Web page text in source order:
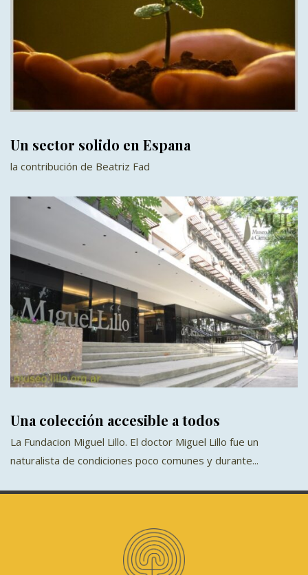
Un sector solido en Espana
la contribución de Beatriz Fad
Una colección accesible a todos
La Fundacion Miguel Lillo. El doctor Miguel Lillo fue un
naturalista de condiciones poco comunes y durante...